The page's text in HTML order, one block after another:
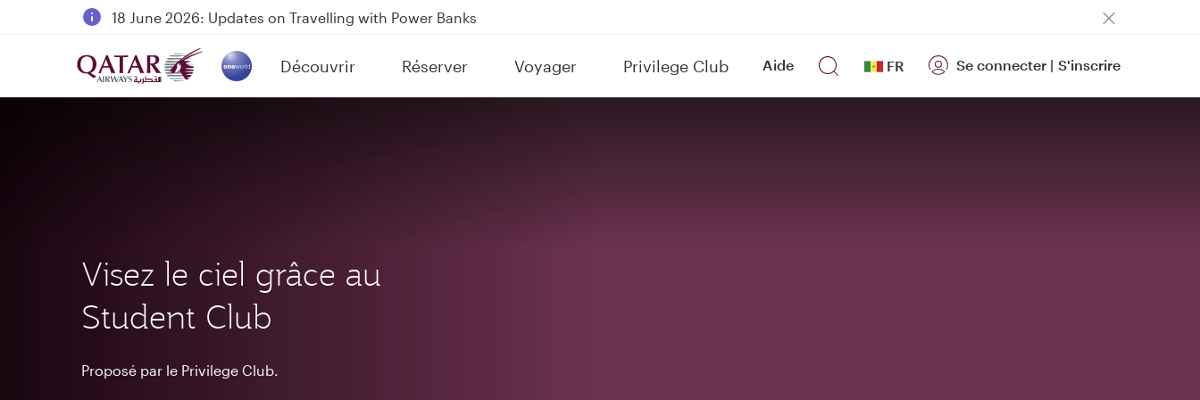
18 June 2026: Updates on Travelling with Power Banks
6 August 2026: Qatar Airways flight resumption to Bahrain (BAH), Erbil (EBL), and Kuwait (KWI)
Qatar Airways Expands Global Network to over 160 Destinations
Découvrir
(active) Réserver Voyager Privilege Club Aide FR Se connecter | S'inscrire
Visez le ciel grâce au
Student Club
Proposé par le Privilege Club.